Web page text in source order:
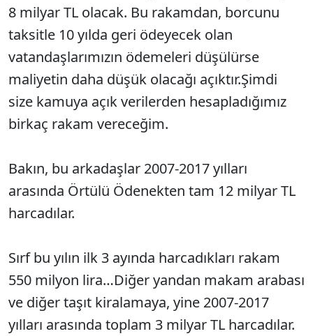
8 milyar TL olacak. Bu rakamdan, borcunu
taksitle 10 yılda geri ödeyecek olan
vatandaşlarımızın ödemeleri düşülürse
maliyetin daha düşük olacağı açıktır.Şimdi
size kamuya açık verilerden hesapladığımız
birkaç rakam vereceğim.
Bakın, bu arkadaşlar 2007-2017 yılları
arasında Örtülü Ödenekten tam 12 milyar TL
harcadılar.
Sırf bu yılın ilk 3 ayında harcadıkları rakam
550 milyon lira…Diğer yandan makam arabası
ve diğer taşıt kiralamaya, yine 2007-2017
yılları arasında toplam 3 milyar TL harcadılar.